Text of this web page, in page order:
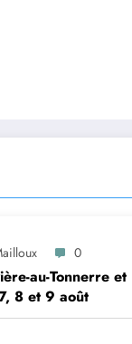
0
au-Tonnerre et
8 et 9 août